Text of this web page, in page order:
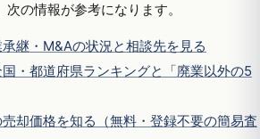
の情報が参考になります。
継・M&Aの状況と相談先を見る
・都道府県ランキングと「廃業以外の5
却価格を知る（無料・登録不要の簡易査